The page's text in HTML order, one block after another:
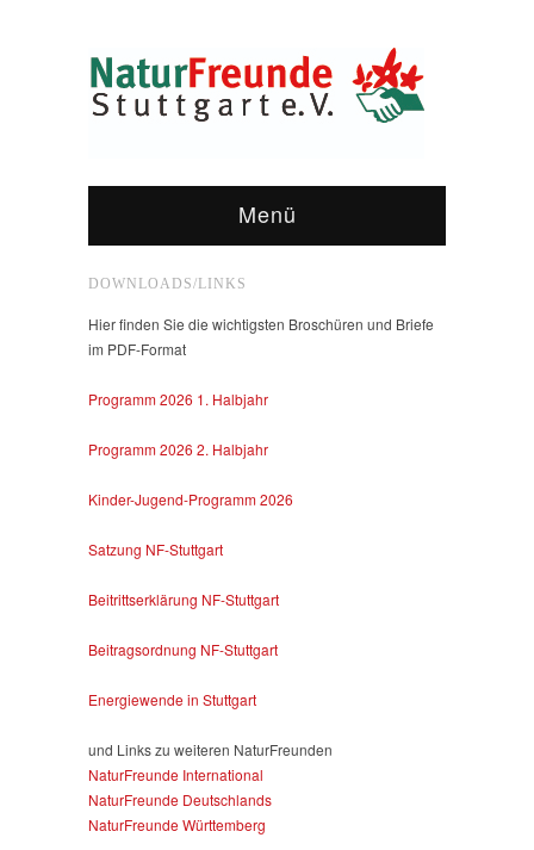
Menü
DOWNLOADS/LINKS
Hier finden Sie die wichtigsten Broschüren und Briefe
im PDF-Format
Programm 2026 1. Halbjahr
Programm 2026 2. Halbjahr
Kinder-Jugend-Programm 2026
Satzung NF-Stuttgart
Beitrittserklärung NF-Stuttgart
Beitragsordnung NF-Stuttgart
Energiewende in Stuttgart
und Links zu weiteren NaturFreunden
NaturFreunde International
NaturFreunde Deutschlands
NaturFreunde Württemberg